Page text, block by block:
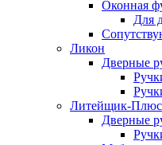
Оконная
Для
Ликон
Дверные
Литейщик-Плюс
Дверные